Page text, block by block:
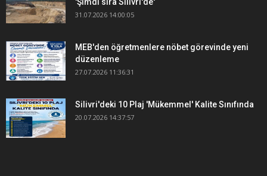
31.07.2026 14:00:05
MEB'den öğretmenlere nöbet görevinde yeni
düzenleme
27.07.2026 11:36:31
Silivri'deki 10 Plaj 'Mükemmel' Kalite Sınıfında
20.07.2026 14:37:57